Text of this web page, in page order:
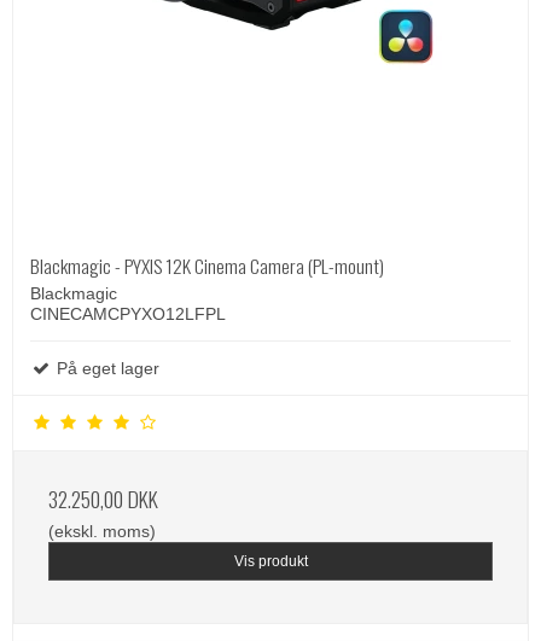
Blackmagic - PYXIS 12K Cinema Camera (PL-mount)
Blackmagic
CINECAMCPYXO12LFPL
På eget lager
32.250,00 DKK
(ekskl. moms)
Vis produkt